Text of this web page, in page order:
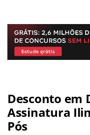
Desconto em
Assinatura
Pós